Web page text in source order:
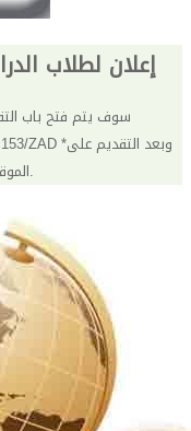
إعلان لطلاب
الموقع يحضر الطالب للكلية لإستيفاء الأوراق المطلوبة.